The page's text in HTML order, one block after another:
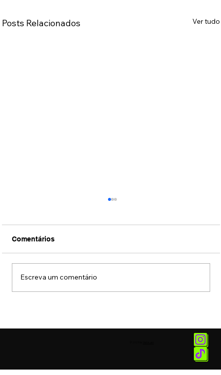
Posts Relacionados Ver tudo
Comentários
Escreva um comentário